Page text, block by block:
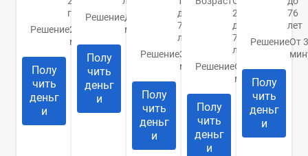
года
Решение2
минуты
Полу
чить
деньг
и
РешениеДо 10
минут
Полу
чить
деньг
и
до
75
лет
РешениеЗа 15
минут
Полу
чить
деньг
и
20
до
70
лет
РешениеОт 1
минуты
Полу
чить
деньг
и
76
лет
РешениеОт
Полу
чить
деньг
и